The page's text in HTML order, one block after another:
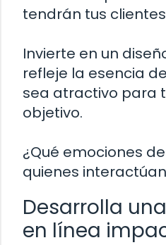
tendrán tus
Invierte en un
refleje la esencia
sea atractivo para
objetivo.
¿Qué emociones
quienes
Desarrolla
en línea